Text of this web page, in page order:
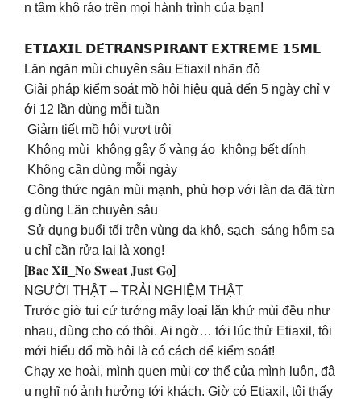
n tâm khô ráo trên mọi hành trình của bạn!
𝗘𝗧𝗜𝗔𝗫𝗜𝗟 𝗗𝗘́𝗧𝗥𝗔𝗡𝗦𝗣𝗜𝗥𝗔𝗡𝗧 𝗘𝗫𝗧𝗥𝗘𝗠𝗘 𝟭𝟱𝗠𝗟
Lăn ngăn mùi chuyên sâu Etiaxil nhãn đỏ
Giải pháp kiểm soát mồ hôi hiệu quả đến 5 ngày chỉ v
ới 12 lần dùng mỗi tuần
️ Giảm tiết mồ hôi vượt trội
️ Không mùi không gây ố vàng áo không bết dính
️ Không cần dùng mỗi ngày
️ Công thức ngăn mùi mạnh, phù hợp với làn da đã từn
g dùng Lăn chuyên sâu
Sử dụng buổi tối trên vùng da khô, sạch sáng hôm sa
u chỉ cần rửa lại là xong!
[𝐁𝐚𝐜 𝐗𝐢𝐥_𝐍𝐨 𝐒𝐰𝐞𝐚𝐭 𝐉𝐮𝐬𝐭 𝐆𝐨]
NGƯỜI THẬT – TRẢI NGHIỆM THẬT
Trước giờ tui cứ tưởng mấy loại lăn khử mùi đều như
nhau, dùng cho có thôi. Ai ngờ… tới lúc thử Etiaxil, tôi
mới hiểu đổ mồ hôi là có cách để kiểm soát!
Chạy xe hoài, mình quen mùi cơ thể của mình luôn, đâ
u nghĩ nó ảnh hưởng tới khách. Giờ có Etiaxil, tôi thấy